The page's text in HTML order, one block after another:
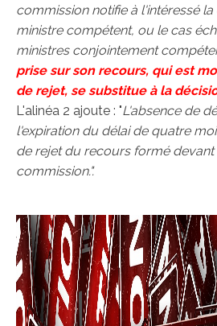
commission notifie à l'intéressé
ministre compétent, ou le cas
ministres conjointement
prise sur son recours, qui est
de rejet, se substitue à la
L'alinéa 2 ajoute : "L'absence de
l'expiration du délai de quatre
de rejet du recours formé devant
commission.".